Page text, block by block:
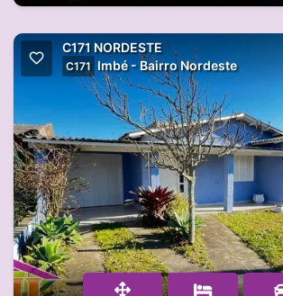
C171 NORDESTE
C171 Imbé - Bairro Nordeste